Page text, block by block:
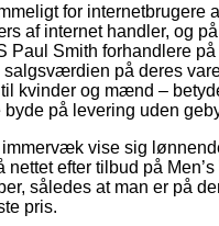
for internetbrugere
af internet handler, og
Paul Smith forhandlere på
på deres
kvinder og mænd –
på levering uden
vise sig
nettet efter tilbud på
således at man er på
pris.